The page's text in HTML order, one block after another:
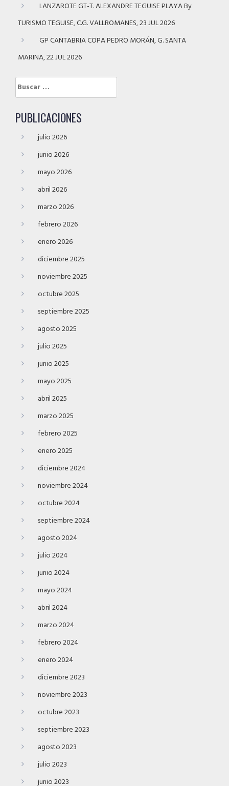
LANZAROTE GT-T. ALEXANDRE TEGUISE PLAYA By
TURISMO TEGUISE, C.G. VALLROMANES, 23 JUL 2026
GP CANTABRIA COPA PEDRO MORÁN, G. SANTA
MARINA, 22 JUL 2026
Buscar:
PUBLICACIONES
julio 2026
junio 2026
mayo 2026
abril 2026
marzo 2026
febrero 2026
enero 2026
diciembre 2025
noviembre 2025
octubre 2025
septiembre 2025
agosto 2025
julio 2025
junio 2025
mayo 2025
abril 2025
marzo 2025
febrero 2025
enero 2025
diciembre 2024
noviembre 2024
octubre 2024
septiembre 2024
agosto 2024
julio 2024
junio 2024
mayo 2024
abril 2024
marzo 2024
febrero 2024
enero 2024
diciembre 2023
noviembre 2023
octubre 2023
septiembre 2023
agosto 2023
julio 2023
junio 2023